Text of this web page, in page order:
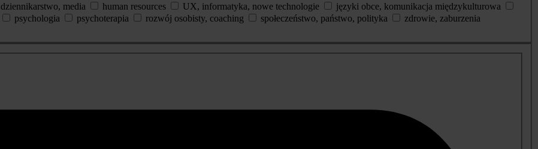
dziennikarstwo, media human resources UX, informatyka, nowe technologie
języki obce, komunikacja międzykulturowa
psychologia psychoterapia rozwój osobisty, coaching społeczeństwo, państwo, polityka
zdrowie, zaburzenia